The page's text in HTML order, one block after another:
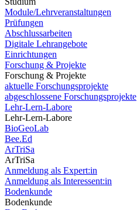
Module/Lehrveranstaltungen
Prüfungen
Abschlussarbeiten
Digitale Lehrangebote
Einrichtungen
Forschung & Projekte
Forschung & Projekte
aktuelle Forschungsprojekte
abgeschlossene Forschungsprojekte
Lehr-Lern-Labore
Lehr-Lern-Labore
BioGeoLab
Bee.Ed
ArTriSa
ArTriSa
Anmeldung als Expert:in
Anmeldung als Interessent:in
Bodenkunde
Bodenkunde